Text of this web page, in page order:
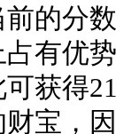
的分
有优
获得
宝，